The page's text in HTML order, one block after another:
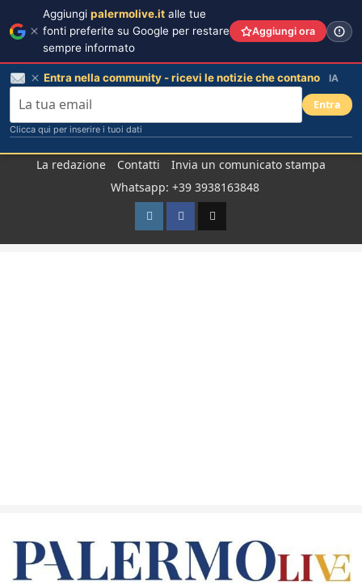
La redazione Contatti
Invia un comunicato stampa
Whatsapp: +39 3938163848
InstagramFacebook
TikTok
Aggiungi palermolive.it alle tue
fonti preferite su Google per restare
sempre informato
Aggiungi ora
Entra nella community - ricevi le notizie che contano IA
Entra
Clicca qui per inserire i tuoi dati